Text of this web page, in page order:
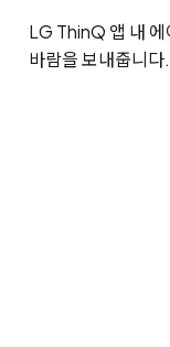
LG ThinQ 앱 내 에
바람을 보내줍니다.